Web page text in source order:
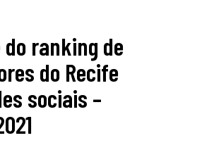
ranking de
do Recife
sociais –